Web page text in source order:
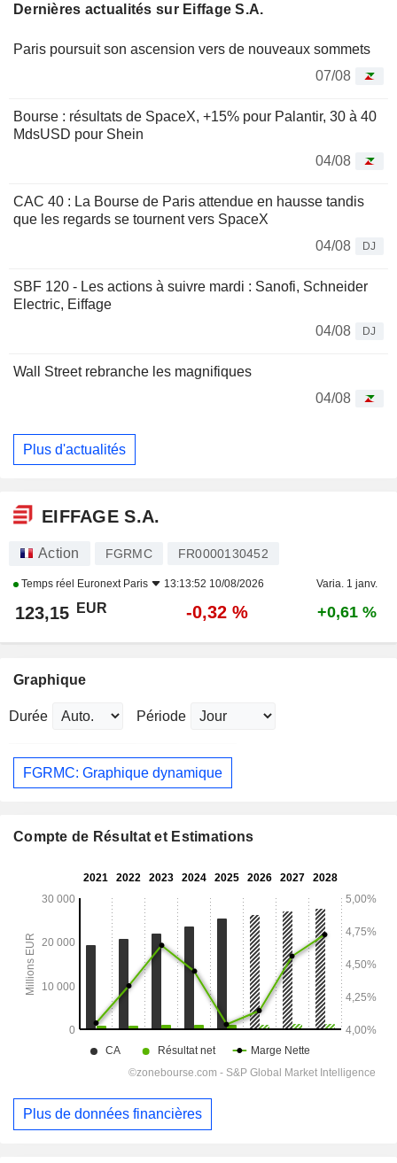
Dernières actualités sur Eiffage S.A.
Paris poursuit son ascension vers de nouveaux sommets
07/08
Bourse : résultats de SpaceX, +15% pour Palantir, 30 à 40
MdsUSD pour Shein
04/08
CAC 40 : La Bourse de Paris attendue en hausse tandis
que les regards se tournent vers SpaceX
04/08
DJ
SBF 120 - Les actions à suivre mardi : Sanofi, Schneider
Electric, Eiffage
04/08
DJ
Wall Street rebranche les magnifiques
04/08
Plus d'actualités
EIFFAGE S.A.
Action FGRMC FR0000130452
Temps réel Euronext Paris 13:13:52 10/08/2026 Varia. 1 janv.
123,15 EUR -0,32 % +0,61 %
Graphique
Durée Période
FGRMC: Graphique dynamique
Compte de Résultat et Estimations
Plus de données financières